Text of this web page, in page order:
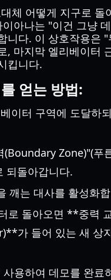
체 어떻게 지구로 돌
아나는 "이건 그냥
니다. 이 상호작용은
, 마지막 엘리베이터
킵니다.
얻는 방법:
이터 구역에 도달하
(Boundary Zone)"(푸
되돌아갑니다.
깨는 대사를 활성화
로 돌아오면 **중력
가 들어 있는 새 상
사용하여 데모를 완료